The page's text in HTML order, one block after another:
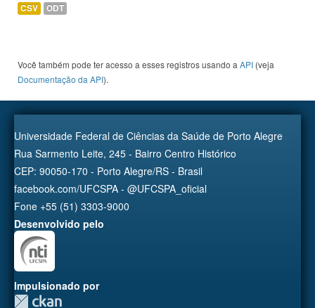
CSV ODT
Você também pode ter acesso a esses registros usando a API (veja
Documentação da API).
Universidade Federal de Ciências da Saúde de Porto Alegre
Rua Sarmento Leite, 245 - Bairro Centro Histórico
CEP: 90050-170 - Porto Alegre/RS - Brasil
facebook.com/UFCSPA - @UFCSPA_oficial
Fone +55 (51) 3303-9000
Desenvolvido pelo
Impulsionado por